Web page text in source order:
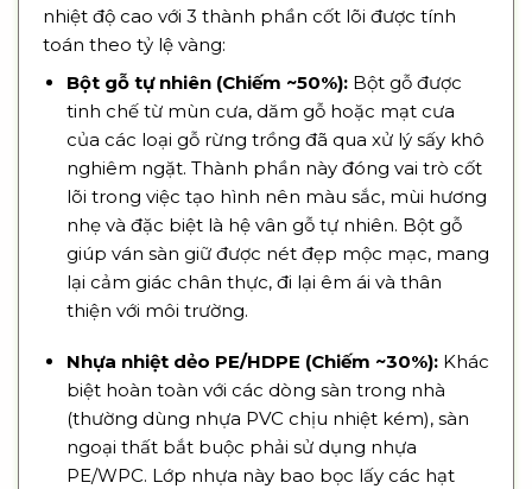
nhiệt độ cao với 3 thành phần cốt lõi được tính
toán theo tỷ lệ vàng:
Bột gỗ tự nhiên (Chiếm ~50%):Bột gỗ được
tinh chế từ mùn cưa, dăm gỗ hoặc mạt cưa
của các loại gỗ rừng trồng đã qua xử lý sấy khô
nghiêm ngặt. Thành phần này đóng vai trò cốt
lõi trong việc tạo hình nên màu sắc, mùi hương
nhẹ và đặc biệt là hệ vân gỗ tự nhiên. Bột gỗ
giúp ván sàn giữ được nét đẹp mộc mạc, mang
lại cảm giác chân thực, đi lại êm ái và thân
thiện với môi trường.
Nhựa nhiệt dẻo PE/HDPE (Chiếm ~30%):Khác
biệt hoàn toàn với các dòng sàn trong nhà
(thường dùng nhựa PVC chịu nhiệt kém), sàn
ngoại thất bắt buộc phải sử dụng nhựa
PE/WPC. Lớp nhựa này bao bọc lấy các hạt